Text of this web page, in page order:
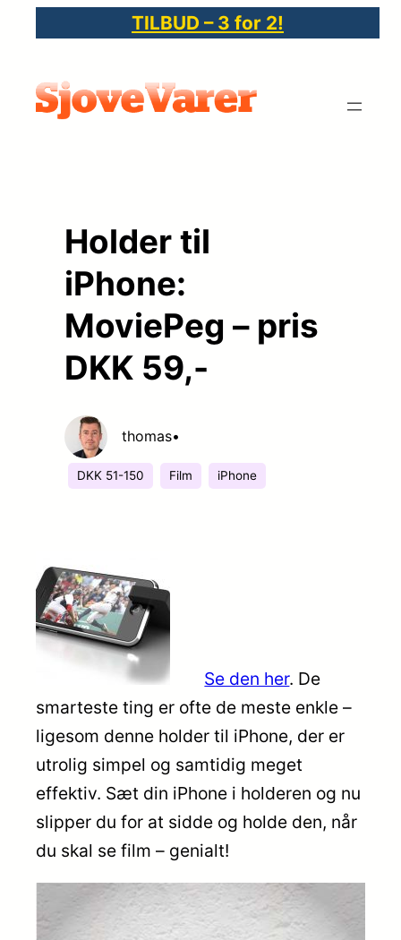
indhold
TILBUD – 3 for 2!
Holder til
iPhone:
MoviePeg – pris
DKK 59,-
thomas•
DKK 51-150 Film iPhone
Se den her. De
smarteste ting er ofte de meste enkle –
ligesom denne holder til iPhone, der er
utrolig simpel og samtidig meget
effektiv. Sæt din iPhone i holderen og nu
slipper du for at sidde og holde den, når
du skal se film – genialt!